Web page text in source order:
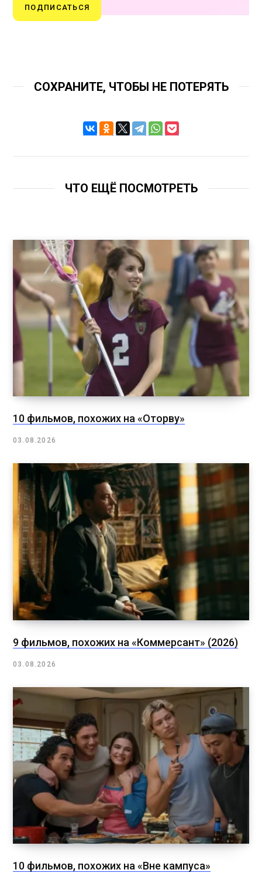
ПОДПИСАТЬСЯ
СОХРАНИТЕ, ЧТОБЫ НЕ ПОТЕРЯТЬ
ЧТО ЕЩЁ ПОСМОТРЕТЬ
10 фильмов, похожих на «Оторву»
03.08.2026
9 фильмов, похожих на «Коммерсант» (2026)
03.08.2026
10 фильмов, похожих на «Вне кампуса»